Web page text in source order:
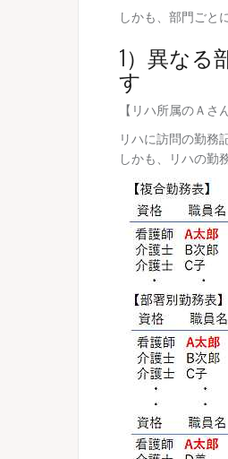
しかも、部門ごと
1）異なる
す
【リハ所属のＡさ
リハに訪問の勤務
しかも、リハの勤